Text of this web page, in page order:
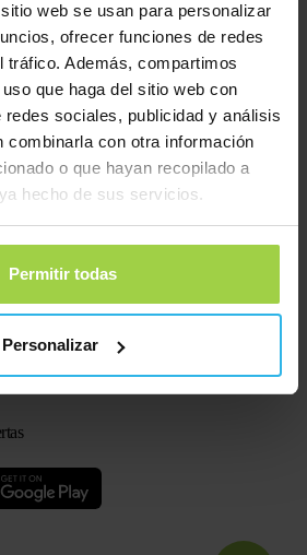
web se usan para personalizar
ofrecer funciones de redes
tráfico. Además, compartimos
que haga del sitio web con
sociales, publicidad y análisis
combinarla con otra información
o que hayan recopilado a
hecho de sus servicios.
Permitir todas
Personalizar
mayores con botón SOS
y el Alzheimer
mayores
atención al cliente